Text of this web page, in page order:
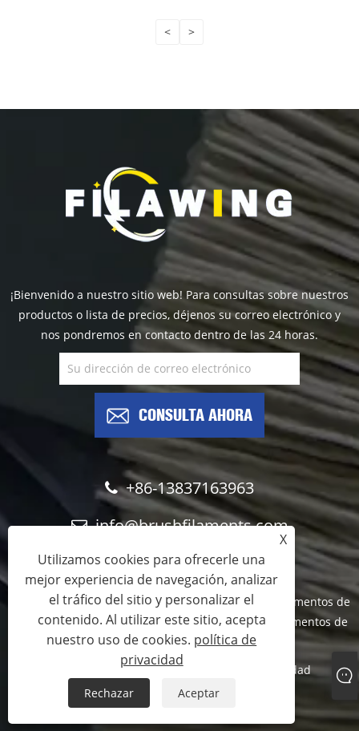
< >
¡Bienvenido a nuestro sitio web! Para consultas sobre nuestros
productos o lista de precios, déjenos su correo electrónico y
nos pondremos en contacto dentro de las 24 horas.
CONSULTA AHORA
+86-13837163963
info@brushfilaments.com
Copyright © 2023 Filawing Industry Co., Limited - Filamentos de
nailon abrasivo, filamentos de carburo de silicio, filamentos de
diamante - Todos los derechos reservados
Sitemap RSS XML política de privacidad
X
Utilizamos cookies para ofrecerle una
mejor experiencia de navegación, analizar
el tráfico del sitio y personalizar el
contenido. Al utilizar este sitio, acepta
nuestro uso de cookies. política de
privacidad
Rechazar Aceptar